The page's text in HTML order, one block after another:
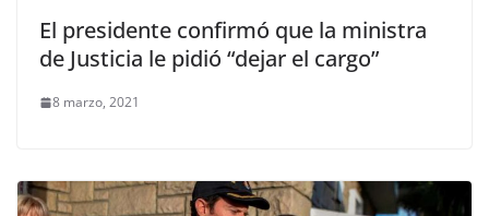
El presidente confirmó que la ministra
de Justicia le pidió “dejar el cargo”
8 marzo, 2021